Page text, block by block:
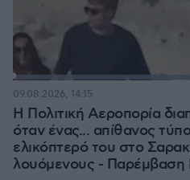
Η Πολιτική Αεροπορία
όταν ένας... απίθανος
ελικόπτερό του στο
λουόμενους - Παρέμβαση
09.08.2026, 14:15